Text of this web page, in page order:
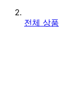
전체 상품